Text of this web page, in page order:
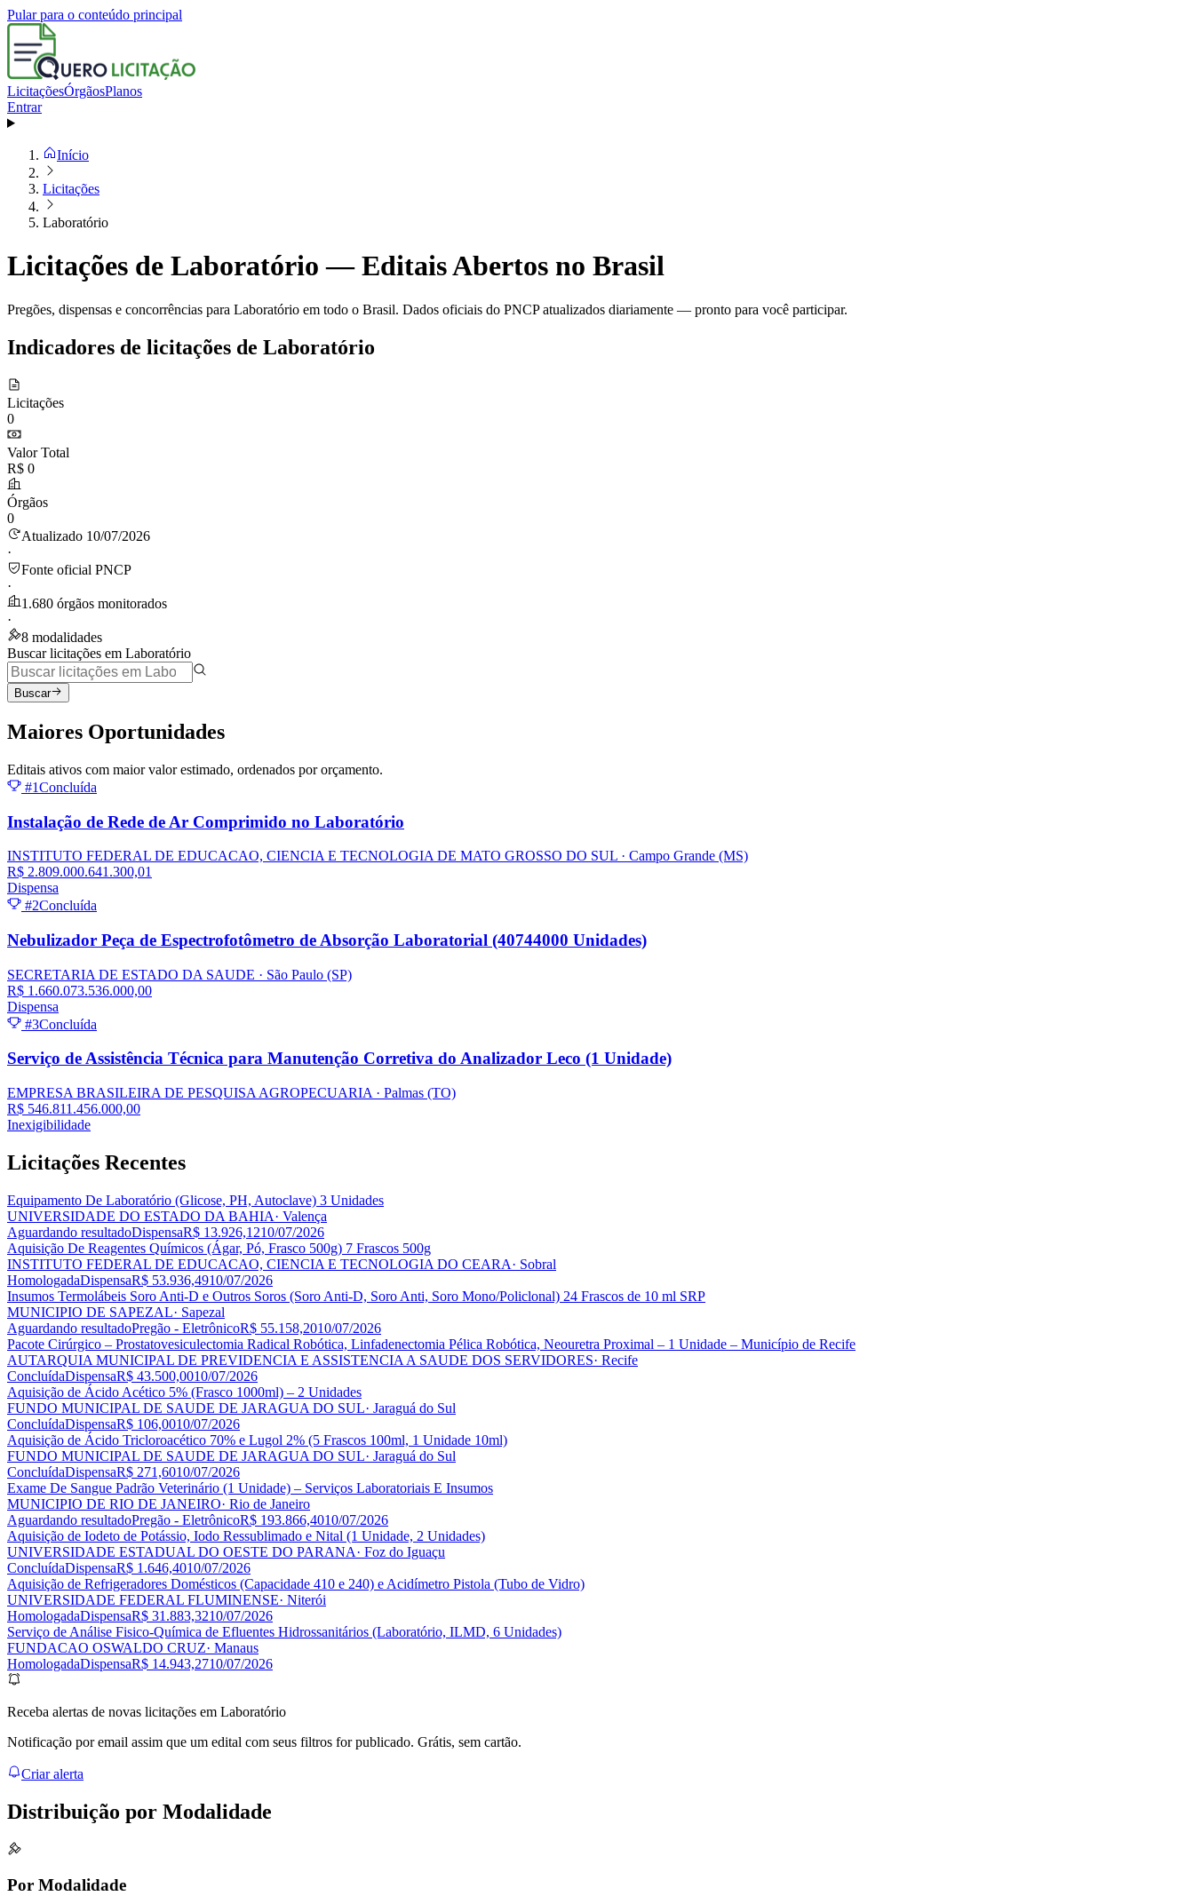
Pular para o conteúdo principal
LicitaçõesÓrgãosPlanos
Entrar
Início
Licitações
Laboratório
Licitações de Laboratório — Editais Abertos no Brasil
Pregões, dispensas e concorrências para Laboratório em todo o Brasil. Dados oficiais do PNCP atualizados diariamente — pronto para você participar.
Indicadores de licitações de Laboratório
Licitações
0
Valor Total
R$ 0
Órgãos
0
Atualizado 10/07/2026
·
Fonte oficial PNCP
·
1.680 órgãos monitorados
·
8 modalidades
Buscar licitações em Laboratório
Buscar
Maiores Oportunidades
Editais ativos com maior valor estimado, ordenados por orçamento.
#1Concluída
Instalação de Rede de Ar Comprimido no Laboratório
INSTITUTO FEDERAL DE EDUCACAO, CIENCIA E TECNOLOGIA DE MATO GROSSO DO SUL · Campo Grande (MS)
R$ 2.809.000.641.300,01
Dispensa
#2Concluída
Nebulizador Peça de Espectrofotômetro de Absorção Laboratorial (40744000 Unidades)
SECRETARIA DE ESTADO DA SAUDE · São Paulo (SP)
R$ 1.660.073.536.000,00
Dispensa
#3Concluída
Serviço de Assistência Técnica para Manutenção Corretiva do Analizador Leco (1 Unidade)
EMPRESA BRASILEIRA DE PESQUISA AGROPECUARIA · Palmas (TO)
R$ 546.811.456.000,00
Inexigibilidade
Licitações Recentes
Equipamento De Laboratório (Glicose, PH, Autoclave) 3 Unidades
UNIVERSIDADE DO ESTADO DA BAHIA· Valença
Aguardando resultadoDispensaR$ 13.926,1210/07/2026
Aquisição De Reagentes Químicos (Ágar, Pó, Frasco 500g) 7 Frascos 500g
INSTITUTO FEDERAL DE EDUCACAO, CIENCIA E TECNOLOGIA DO CEARA· Sobral
HomologadaDispensaR$ 53.936,4910/07/2026
Insumos Termolábeis Soro Anti-D e Outros Soros (Soro Anti-D, Soro Anti, Soro Mono/Policlonal) 24 Frascos de 10 ml SRP
MUNICIPIO DE SAPEZAL· Sapezal
Aguardando resultadoPregão - EletrônicoR$ 55.158,2010/07/2026
Pacote Cirúrgico – Prostatovesiculectomia Radical Robótica, Linfadenectomia Pélica Robótica, Neouretra Proximal – 1 Unidade – Município de Recife
AUTARQUIA MUNICIPAL DE PREVIDENCIA E ASSISTENCIA A SAUDE DOS SERVIDORES· Recife
ConcluídaDispensaR$ 43.500,0010/07/2026
Aquisição de Ácido Acético 5% (Frasco 1000ml) – 2 Unidades
FUNDO MUNICIPAL DE SAUDE DE JARAGUA DO SUL· Jaraguá do Sul
ConcluídaDispensaR$ 106,0010/07/2026
Aquisição de Ácido Tricloroacético 70% e Lugol 2% (5 Frascos 100ml, 1 Unidade 10ml)
FUNDO MUNICIPAL DE SAUDE DE JARAGUA DO SUL· Jaraguá do Sul
ConcluídaDispensaR$ 271,6010/07/2026
Exame De Sangue Padrão Veterinário (1 Unidade) – Serviços Laboratoriais E Insumos
MUNICIPIO DE RIO DE JANEIRO· Rio de Janeiro
Aguardando resultadoPregão - EletrônicoR$ 193.866,4010/07/2026
Aquisição de Iodeto de Potássio, Iodo Ressublimado e Nital (1 Unidade, 2 Unidades)
UNIVERSIDADE ESTADUAL DO OESTE DO PARANA· Foz do Iguaçu
ConcluídaDispensaR$ 1.646,4010/07/2026
Aquisição de Refrigeradores Domésticos (Capacidade 410 e 240) e Acidímetro Pistola (Tubo de Vidro)
UNIVERSIDADE FEDERAL FLUMINENSE· Niterói
HomologadaDispensaR$ 31.883,3210/07/2026
Serviço de Análise Fisico-Química de Efluentes Hidrossanitários (Laboratório, ILMD, 6 Unidades)
FUNDACAO OSWALDO CRUZ· Manaus
HomologadaDispensaR$ 14.943,2710/07/2026
Receba alertas de novas licitações em Laboratório
Notificação por email assim que um edital com seus filtros for publicado. Grátis, sem cartão.
Criar alerta
Distribuição por Modalidade
Por Modalidade